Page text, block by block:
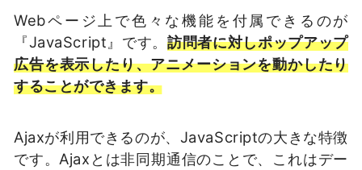
Webページ上で色々な機能を付属できるのが
『JavaScript』です。訪問者に対しポップアップ
広告を表示したり、アニメーションを動かしたり
することができます。
Ajaxが利用できるのが、JavaScriptの大きな特徴
です。Ajaxとは非同期通信のことで、これはデー